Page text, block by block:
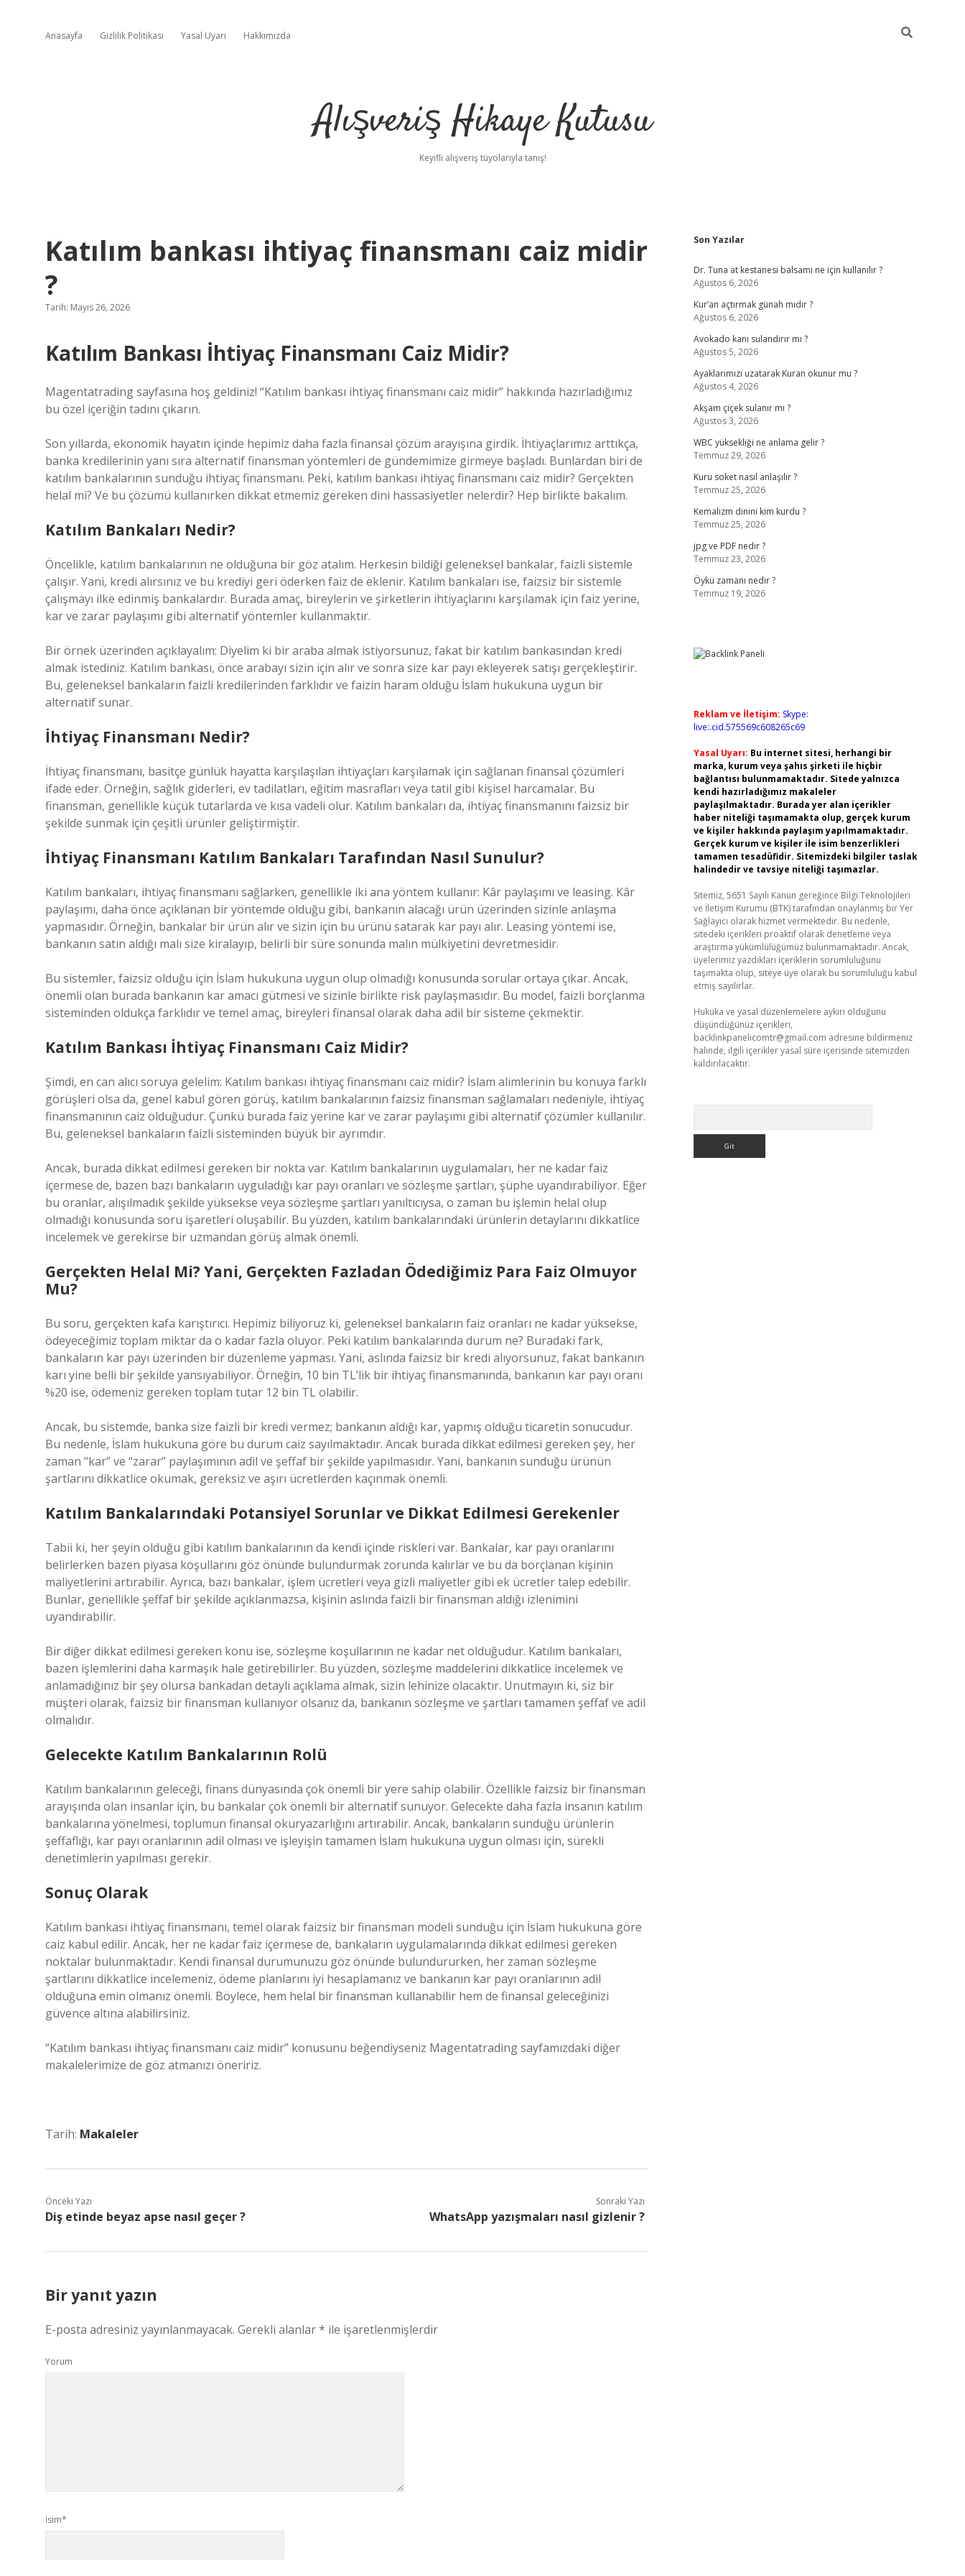
Anasayfa Gizlilik Politikası Yasal Uyarı Hakkımızda
Alışveriş Hikaye Kutusu
Keyifli alışveriş tüyolarıyla tanış!
Katılım bankası ihtiyaç finansmanı caiz midir
?
Tarih: Mayıs 26, 2026
Katılım Bankası İhtiyaç Finansmanı Caiz Midir?
Magentatrading sayfasına hoş geldiniz! “Katılım bankası ihtiyaç finansmanı caiz midir” hakkında hazırladığımız
bu özel içeriğin tadını çıkarın.
Son yıllarda, ekonomik hayatın içinde hepimiz daha fazla finansal çözüm arayışına girdik. İhtiyaçlarımız arttıkça,
banka kredilerinin yanı sıra alternatif finansman yöntemleri de gündemimize girmeye başladı. Bunlardan biri de
katılım bankalarının sunduğu ihtiyaç finansmanı. Peki, katılım bankası ihtiyaç finansmanı caiz midir? Gerçekten
helal mi? Ve bu çözümü kullanırken dikkat etmemiz gereken dini hassasiyetler nelerdir? Hep birlikte bakalım.
Katılım Bankaları Nedir?
Öncelikle, katılım bankalarının ne olduğuna bir göz atalım. Herkesin bildiği geleneksel bankalar, faizli sistemle
çalışır. Yani, kredi alırsınız ve bu krediyi geri öderken faiz de eklenir. Katılım bankaları ise, faizsiz bir sistemle
çalışmayı ilke edinmiş bankalardır. Burada amaç, bireylerin ve şirketlerin ihtiyaçlarını karşılamak için faiz yerine,
kar ve zarar paylaşımı gibi alternatif yöntemler kullanmaktır.
Bir örnek üzerinden açıklayalım: Diyelim ki bir araba almak istiyorsunuz, fakat bir katılım bankasından kredi
almak istediniz. Katılım bankası, önce arabayı sizin için alır ve sonra size kar payı ekleyerek satışı gerçekleştirir.
Bu, geleneksel bankaların faizli kredilerinden farklıdır ve faizin haram olduğu İslam hukukuna uygun bir
alternatif sunar.
İhtiyaç Finansmanı Nedir?
İhtiyaç finansmanı, basitçe günlük hayatta karşılaşılan ihtiyaçları karşılamak için sağlanan finansal çözümleri
ifade eder. Örneğin, sağlık giderleri, ev tadilatları, eğitim masrafları veya tatil gibi kişisel harcamalar. Bu
finansman, genellikle küçük tutarlarda ve kısa vadeli olur. Katılım bankaları da, ihtiyaç finansmanını faizsiz bir
şekilde sunmak için çeşitli ürünler geliştirmiştir.
İhtiyaç Finansmanı Katılım Bankaları Tarafından Nasıl Sunulur?
Katılım bankaları, ihtiyaç finansmanı sağlarken, genellikle iki ana yöntem kullanır: Kâr paylaşımı ve leasing. Kâr
paylaşımı, daha önce açıklanan bir yöntemde olduğu gibi, bankanın alacağı ürün üzerinden sizinle anlaşma
yapmasıdır. Örneğin, bankalar bir ürün alır ve sizin için bu ürünü satarak kar payı alır. Leasing yöntemi ise,
bankanın satın aldığı malı size kiralayıp, belirli bir süre sonunda malın mülkiyetini devretmesidir.
Bu sistemler, faizsiz olduğu için İslam hukukuna uygun olup olmadığı konusunda sorular ortaya çıkar. Ancak,
önemli olan burada bankanın kar amacı gütmesi ve sizinle birlikte risk paylaşmasıdır. Bu model, faizli borçlanma
sisteminden oldukça farklıdır ve temel amaç, bireyleri finansal olarak daha adil bir sisteme çekmektir.
Katılım Bankası İhtiyaç Finansmanı Caiz Midir?
Şimdi, en can alıcı soruya gelelim: Katılım bankası ihtiyaç finansmanı caiz midir? İslam alimlerinin bu konuya farklı
görüşleri olsa da, genel kabul gören görüş, katılım bankalarının faizsiz finansman sağlamaları nedeniyle, ihtiyaç
finansmanının caiz olduğudur. Çünkü burada faiz yerine kar ve zarar paylaşımı gibi alternatif çözümler kullanılır.
Bu, geleneksel bankaların faizli sisteminden büyük bir ayrımdır.
Ancak, burada dikkat edilmesi gereken bir nokta var. Katılım bankalarının uygulamaları, her ne kadar faiz
içermese de, bazen bazı bankaların uyguladığı kar payı oranları ve sözleşme şartları, şüphe uyandırabiliyor. Eğer
bu oranlar, alışılmadık şekilde yüksekse veya sözleşme şartları yanıltıcıysa, o zaman bu işlemin helal olup
olmadığı konusunda soru işaretleri oluşabilir. Bu yüzden, katılım bankalarındaki ürünlerin detaylarını dikkatlice
incelemek ve gerekirse bir uzmandan görüş almak önemli.
Gerçekten Helal Mi? Yani, Gerçekten Fazladan Ödediğimiz Para Faiz Olmuyor
Mu?
Bu soru, gerçekten kafa karıştırıcı. Hepimiz biliyoruz ki, geleneksel bankaların faiz oranları ne kadar yüksekse,
ödeyeceğimiz toplam miktar da o kadar fazla oluyor. Peki katılım bankalarında durum ne? Buradaki fark,
bankaların kar payı üzerinden bir düzenleme yapması. Yani, aslında faizsiz bir kredi alıyorsunuz, fakat bankanın
karı yine belli bir şekilde yansıyabiliyor. Örneğin, 10 bin TL’lik bir ihtiyaç finansmanında, bankanın kar payı oranı
%20 ise, ödemeniz gereken toplam tutar 12 bin TL olabilir.
Ancak, bu sistemde, banka size faizli bir kredi vermez; bankanın aldığı kar, yapmış olduğu ticaretin sonucudur.
Bu nedenle, İslam hukukuna göre bu durum caiz sayılmaktadır. Ancak burada dikkat edilmesi gereken şey, her
zaman “kar” ve “zarar” paylaşımının adil ve şeffaf bir şekilde yapılmasıdır. Yani, bankanın sunduğu ürünün
şartlarını dikkatlice okumak, gereksiz ve aşırı ücretlerden kaçınmak önemli.
Katılım Bankalarındaki Potansiyel Sorunlar ve Dikkat Edilmesi Gerekenler
Tabii ki, her şeyin olduğu gibi katılım bankalarının da kendi içinde riskleri var. Bankalar, kar payı oranlarını
belirlerken bazen piyasa koşullarını göz önünde bulundurmak zorunda kalırlar ve bu da borçlanan kişinin
maliyetlerini artırabilir. Ayrıca, bazı bankalar, işlem ücretleri veya gizli maliyetler gibi ek ücretler talep edebilir.
Bunlar, genellikle şeffaf bir şekilde açıklanmazsa, kişinin aslında faizli bir finansman aldığı izlenimini
uyandırabilir.
Bir diğer dikkat edilmesi gereken konu ise, sözleşme koşullarının ne kadar net olduğudur. Katılım bankaları,
bazen işlemlerini daha karmaşık hale getirebilirler. Bu yüzden, sözleşme maddelerini dikkatlice incelemek ve
anlamadığınız bir şey olursa bankadan detaylı açıklama almak, sizin lehinize olacaktır. Unutmayın ki, siz bir
müşteri olarak, faizsiz bir finansman kullanıyor olsanız da, bankanın sözleşme ve şartları tamamen şeffaf ve adil
olmalıdır.
Gelecekte Katılım Bankalarının Rolü
Katılım bankalarının geleceği, finans dünyasında çok önemli bir yere sahip olabilir. Özellikle faizsiz bir finansman
arayışında olan insanlar için, bu bankalar çok önemli bir alternatif sunuyor. Gelecekte daha fazla insanın katılım
bankalarına yönelmesi, toplumun finansal okuryazarlığını artırabilir. Ancak, bankaların sunduğu ürünlerin
şeffaflığı, kar payı oranlarının adil olması ve işleyişin tamamen İslam hukukuna uygun olması için, sürekli
denetimlerin yapılması gerekir.
Sonuç Olarak
Katılım bankası ihtiyaç finansmanı, temel olarak faizsiz bir finansman modeli sunduğu için İslam hukukuna göre
caiz kabul edilir. Ancak, her ne kadar faiz içermese de, bankaların uygulamalarında dikkat edilmesi gereken
noktalar bulunmaktadır. Kendi finansal durumunuzu göz önünde bulundururken, her zaman sözleşme
şartlarını dikkatlice incelemeniz, ödeme planlarını iyi hesaplamanız ve bankanın kar payı oranlarının adil
olduğuna emin olmanız önemli. Böylece, hem helal bir finansman kullanabilir hem de finansal geleceğinizi
güvence altına alabilirsiniz.
“Katılım bankası ihtiyaç finansmanı caiz midir” konusunu beğendiyseniz Magentatrading sayfamızdaki diğer
makalelerimize de göz atmanızı öneririz.
Tarih: Makaleler
Önceki Yazı
Diş etinde beyaz apse nasıl geçer ?
Sonraki Yazı
WhatsApp yazışmaları nasıl gizlenir ?
Bir yanıt yazın
E-posta adresiniz yayınlanmayacak. Gerekli alanlar* ile işaretlenmişlerdir
Yorum
İsim*
Sidebar
Son Yazılar
Dr. Tuna at kestanesi balsamı ne için kullanılır ?
Ağustos 6, 2026
Kur’an açtırmak günah mıdır ?
Ağustos 6, 2026
Avokado kanı sulandırır mı ?
Ağustos 5, 2026
Ayaklarımızı uzatarak Kuran okunur mu ?
Ağustos 4, 2026
Akşam çiçek sulanır mı ?
Ağustos 3, 2026
WBC yüksekliği ne anlama gelir ?
Temmuz 29, 2026
Kuru soket nasıl anlaşılır ?
Temmuz 25, 2026
Kemalizm dinini kim kurdu ?
Temmuz 25, 2026
jpg ve PDF nedir ?
Temmuz 23, 2026
Öykü zamanı nedir ?
Temmuz 19, 2026
Reklam ve İletişim: Skype:
live:.cid.575569c608265c69
Yasal Uyarı: Bu internet sitesi, herhangi bir
marka, kurum veya şahıs şirketi ile hiçbir
bağlantısı bulunmamaktadır. Sitede yalnızca
kendi hazırladığımız makaleler
paylaşılmaktadır. Burada yer alan içerikler
haber niteliği taşımamakta olup, gerçek kurum
ve kişiler hakkında paylaşım yapılmamaktadır.
Gerçek kurum ve kişiler ile isim benzerlikleri
tamamen tesadüfidir. Sitemizdeki bilgiler taslak
halindedir ve tavsiye niteliği taşımazlar.
Sitemiz, 5651 Sayılı Kanun gereğince Bilgi Teknolojileri
ve İletişim Kurumu (BTK) tarafından onaylanmış bir Yer
Sağlayıcı olarak hizmet vermektedir. Bu nedenle,
sitedeki içerikleri proaktif olarak denetleme veya
araştırma yükümlülüğümüz bulunmamaktadır. Ancak,
üyelerimiz yazdıkları içeriklerin sorumluluğunu
taşımakta olup, siteye üye olarak bu sorumluluğu kabul
etmiş sayılırlar.
Hukuka ve yasal düzenlemelere aykırı olduğunu
düşündüğünüz içerikleri,
backlinkpanelicomtr@gmail.com adresine bildirmeniz
halinde, ilgili içerikler yasal süre içerisinde sitemizden
kaldırılacaktır.